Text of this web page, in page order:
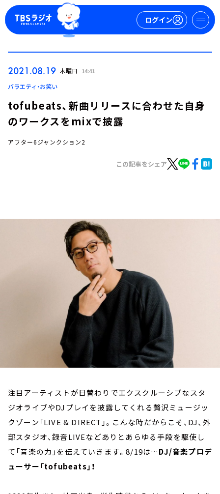
ログイン
ログイン
イベント・グッズ
YouTube
2021.08.19 木曜日 14:41
バラエティ・お笑い
tofubeats、新曲リリースに合わせた自身
のワークスをmixで披露
アフター6ジャンクション2
この記事をシェア
注目アーティストが日替わりでエクスクルーシブなスタ
ジオライブやDJプレイを披露してくれる贅沢ミュージッ
クゾーン「LIVE & DIRECT」。こんな時だからこそ、DJ、外
部スタジオ、録音LIVEなどありとあらゆる手段を駆使し
て「音楽の力」を伝えていきます。8/19は…DJ/音楽プロデ
ューサー 「tofubeats」！